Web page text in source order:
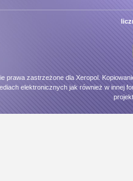
prawa zastrzeżone dla Xeropol.
elektronicznych jak również w innej